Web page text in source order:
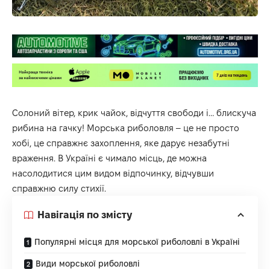
Солоний вітер, крик чайок, відчуття свободи і… блискуча
рибина на гачку! Морська риболовля – це не просто
хобі, це справжнє захоплення, яке дарує незабутні
враження. В Україні є чимало місць, де можна
насолодитися цим видом відпочинку, відчувши
справжню силу стихії.
Навігація по змісту
Популярні місця для морської риболовлі в Україні
Види морської риболовлі